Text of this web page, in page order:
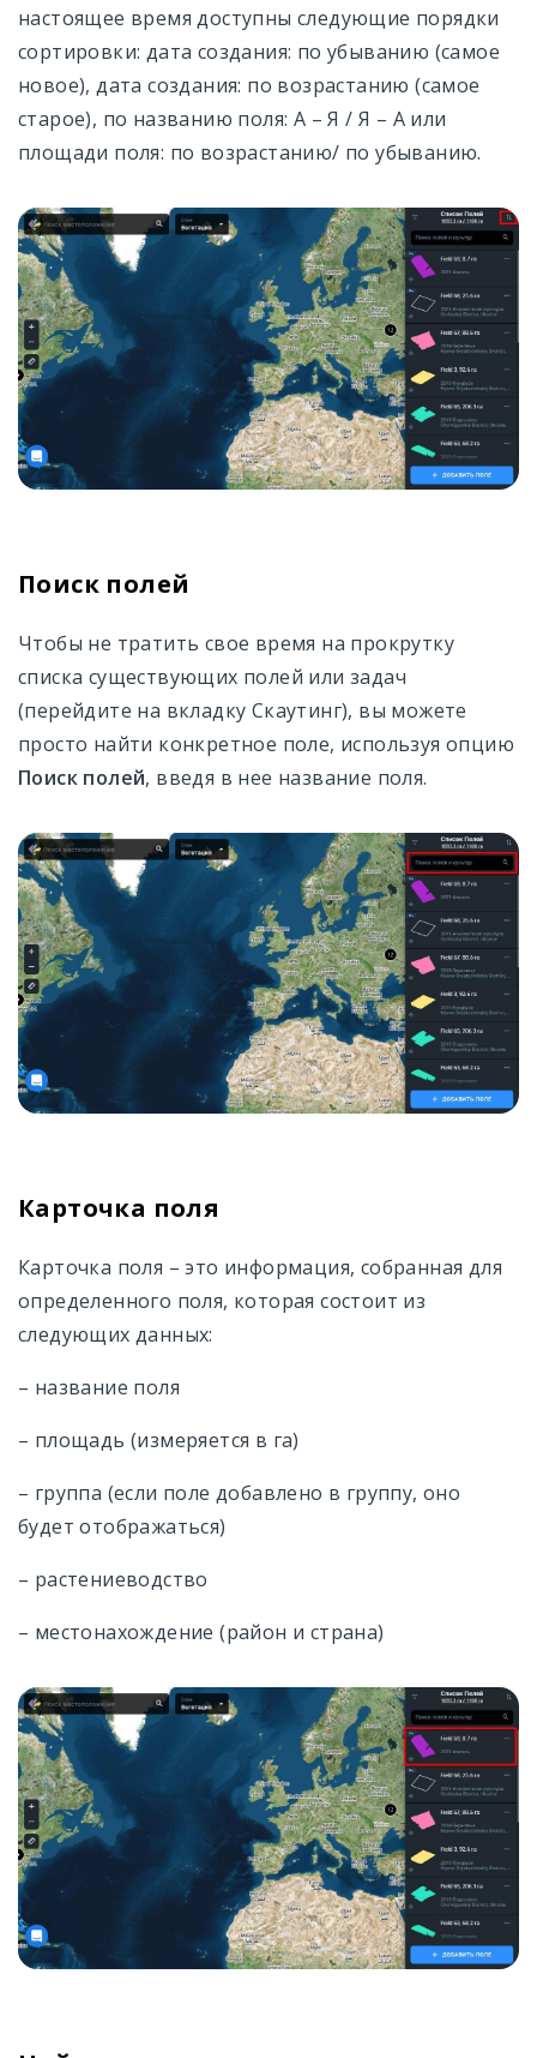
настоящее время доступны следующие порядки
сортировки: дата создания: по убыванию (самое
новое), дата создания: по возрастанию (самое
старое), по названию поля: А – Я / Я – А или
площади поля: по возрастанию/ по убыванию.
Поиск полей
Чтобы не тратить свое время на прокрутку
списка существующих полей или задач
(перейдите на вкладку Скаутинг), вы можете
просто найти конкретное поле, используя опцию
Поиск полей, введя в нее название поля.
Карточка поля
Карточка поля – это информация, собранная для
определенного поля, которая состоит из
следующих данных:
– название поля
– площадь (измеряется в га)
– группа (если поле добавлено в группу, оно
будет отображаться)
– растениеводство
– местонахождение (район и страна)